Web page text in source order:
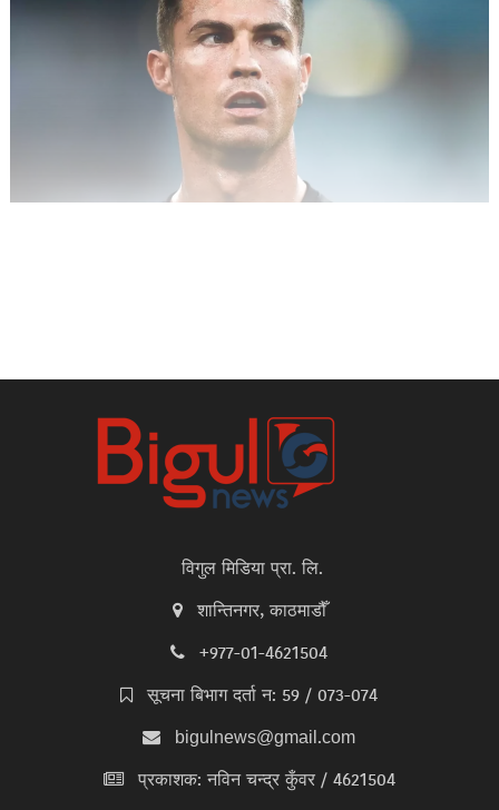
विगुल मिडिया प्रा. लि.
शान्तिनगर, काठमाडौँ
+977-01-4621504
सूचना बिभाग दर्ता न: 59 / 073-074
bigulnews@gmail.com
प्रकाशक: नविन चन्द्र कुँवर / 4621504